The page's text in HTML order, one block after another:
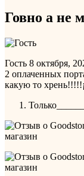
Говно а не
Гость 8 октября,
2 оплаченных
какую то